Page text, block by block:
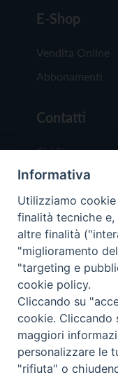
E-Shop
Vendita Online
Abbonamenti
Contatti
Chi Siamo
Redazione
Scrivici
Copyright ©
Trentina
Privacy Policy
Informativa
Utilizziamo
finalità tecniche
altre finalità
"miglioramento
"targeting e
cookie policy.
Cliccando su
cookie. Cliccando
maggiori
personalizzare le
"rifiuta" o